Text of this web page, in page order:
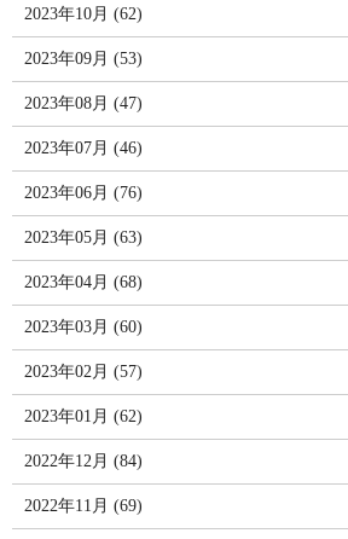
2023年10月 (62)
2023年09月 (53)
2023年08月 (47)
2023年07月 (46)
2023年06月 (76)
2023年05月 (63)
2023年04月 (68)
2023年03月 (60)
2023年02月 (57)
2023年01月 (62)
2022年12月 (84)
2022年11月 (69)